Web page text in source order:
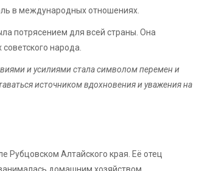
в международных отношениях.
потрясением для всей страны. Она
народа.
и усилиями стала символом перемен и
источником вдохновения и уважения на
Рубцовском Алтайского края. Её отец